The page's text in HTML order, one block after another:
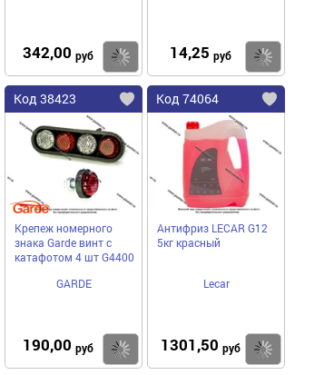
342,00 руб Купить
14,25 руб
Код 38423
Крепеж номерного
знака Garde винт с
катафотом 4 шт G4400
GARDE
190,00 руб Купить
Код 74064
Антифриз LECAR G12
5кг красный
Lecar
1301,50 руб